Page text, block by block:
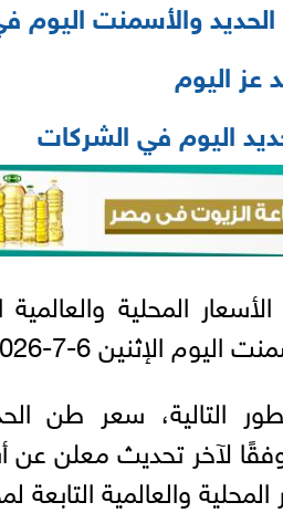
والأسمنت اليوم
عز اليوم
اليوم في الشركات
المحلية
6-7-2026 في الأسواق المحلية.
التالية، سعر طن
لآخر تحديث معلن عن
المحلية والعالمية التابعة